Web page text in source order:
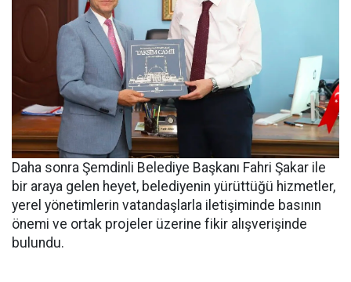
Daha sonra Şemdinli Belediye Başkanı Fahri Şakar ile
bir araya gelen heyet, belediyenin yürüttüğü hizmetler,
yerel yönetimlerin vatandaşlarla iletişiminde basının
önemi ve ortak projeler üzerine fikir alışverişinde
bulundu.